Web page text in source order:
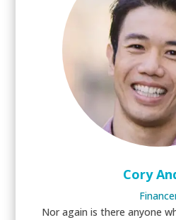
Cory
Nor again is there anyone